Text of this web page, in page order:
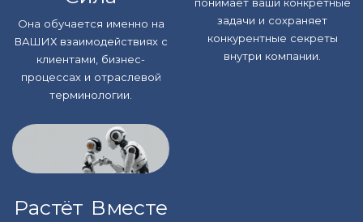
Она обучается именно на
ВАШИХ взаимодействиях с
клиентами, бизнес-
процессах и отраслевой
терминологии.
понимает ваши конкретные
задачи и сохраняет
конкурентные секреты
внутри компании.
Растёт Вместе